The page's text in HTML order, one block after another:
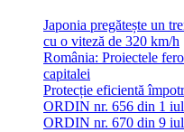
Japonia pregătește un
cu o viteză de 320 km/h
România: Proiectele
capitalei
Protecție eficientă
ORDIN nr. 656 din 1
ORDIN nr. 670 din 9